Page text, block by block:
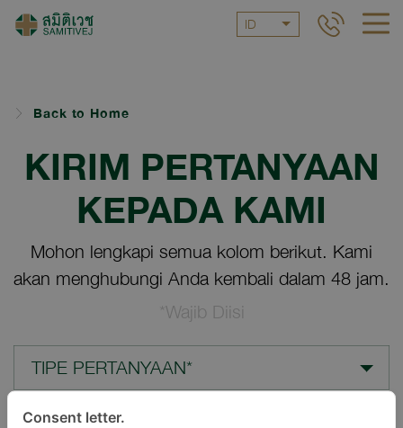
ID
Back to Home
KIRIM PERTANYAAN
KEPADA KAMI
Mohon lengkapi semua kolom berikut. Kami
akan menghubungi Anda kembali dalam 48 jam.
*Wajib Diisi
TIPE PERTANYAAN*
Consent letter.